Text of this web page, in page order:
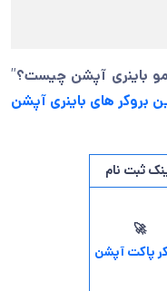
باینری آپشن چیست؟”
بروکر های باینری آپشن
ثبت نام
🚀
پاکت آپشن